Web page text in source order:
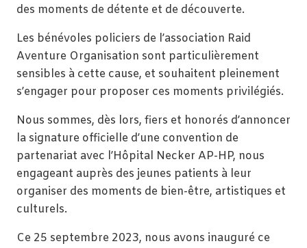
des moments de détente et de découverte.
Les bénévoles policiers de l’association Raid
Aventure Organisation sont particulièrement
sensibles à cette cause, et souhaitent pleinement
s’engager pour proposer ces moments privilégiés.
Nous sommes, dès lors, fiers et honorés d’annoncer
la signature officielle d’une convention de
partenariat avec l’Hôpital Necker AP-HP, nous
engageant auprès des jeunes patients à leur
organiser des moments de bien-être, artistiques et
culturels.
Ce 25 septembre 2023, nous avons inauguré ce